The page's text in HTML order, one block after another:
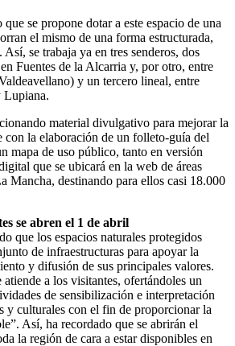
se propone dotar a este espacio de una
el mismo de una forma estructurada,
Así, se trabaja ya en tres senderos, dos
Fuentes de la Alcarria y, por otro, entre
y un tercero lineal, entre
Lupiana.
material divulgativo para mejorar la
con la elaboración de un folleto-guía del
mapa de uso público, tanto en versión
que se ubicará en la web de áreas
Mancha, destinando para ellos casi 18.000
se abren el 1 de abril
que los espacios naturales protegidos
de infraestructuras para apoyar la
y difusión de sus principales valores.
atiende a los visitantes, ofertándoles un
de sensibilización e interpretación
y culturales con el fin de proporcionar la
Así, ha recordado que se abrirán el
la región de cara a estar disponibles en